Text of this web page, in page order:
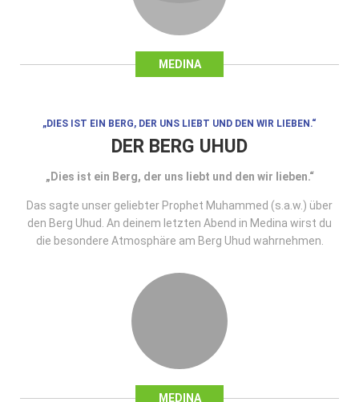
MEDINA
MEDINA
„DIES IST EIN BERG, DER UNS LIEBT UND DEN WIR LIEBEN.“
DER BERG UHUD
„Dies ist ein Berg, der uns liebt und den wir lieben.“
Das sagte unser geliebter Prophet Muhammed (s.a.w.) über
den Berg Uhud. An deinem letzten Abend in Medina wirst du
die besondere Atmosphäre am Berg Uhud wahrnehmen.